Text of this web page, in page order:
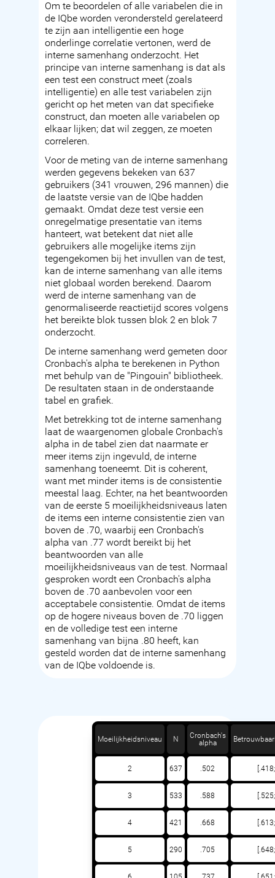
Om te beoordelen of alle variabelen die in
de IQbe worden verondersteld gerelateerd
te zijn aan intelligentie een hoge
onderlinge correlatie vertonen, werd de
interne samenhang onderzocht. Het
principe van interne samenhang is dat als
een test een construct meet (zoals
intelligentie) en alle test variabelen zijn
gericht op het meten van dat specifieke
construct, dan moeten alle variabelen op
elkaar lijken; dat wil zeggen, ze moeten
correleren.
Voor de meting van de interne samenhang
werden gegevens bekeken van 637
gebruikers (341 vrouwen, 296 mannen) die
de laatste versie van de IQbe hadden
gemaakt. Omdat deze test versie een
onregelmatige presentatie van items
hanteert, wat betekent dat niet alle
gebruikers alle mogelijke items zijn
tegengekomen bij het invullen van de test,
kan de interne samenhang van alle items
niet globaal worden berekend. Daarom
werd de interne samenhang van de
genormaliseerde reactietijd scores volgens
het bereikte blok tussen blok 2 en blok 7
onderzocht.
De interne samenhang werd gemeten door
Cronbach's alpha te berekenen in Python
met behulp van de "Pingouin" bibliotheek.
De resultaten staan in de onderstaande
tabel en grafiek.
Met betrekking tot de interne samenhang
laat de waargenomen globale Cronbach's
alpha in de tabel zien dat naarmate er
meer items zijn ingevuld, de interne
samenhang toeneemt. Dit is coherent,
want met minder items is de consistentie
meestal laag. Echter, na het beantwoorden
van de eerste 5 moeilijkheidsniveaus laten
de items een interne consistentie zien van
boven de .70, waarbij een Cronbach's
alpha van .77 wordt bereikt bij het
beantwoorden van alle
moeilijkheidsniveaus van de test. Normaal
gesproken wordt een Cronbach's alpha
boven de .70 aanbevolen voor een
acceptabele consistentie. Omdat de items
op de hogere niveaus boven de .70 liggen
en de volledige test een interne
samenhang van bijna .80 heeft, kan
gesteld worden dat de interne samenhang
van de IQbe voldoende is.
Moeilijkheidsniveau N
Cronbach's
alpha
2 637 .502
3 533 .588
4 421 .668
5 290 .705